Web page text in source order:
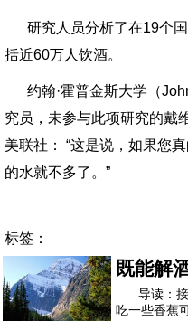
研究人员分析了在19个
括近60万人饮酒。
约翰·霍普金斯大学（
究员，未参与此项研究的戴
美联社： “这是说，如果您
的水就不多了。”
标签：
既能解
导读：
吃一些香蕉